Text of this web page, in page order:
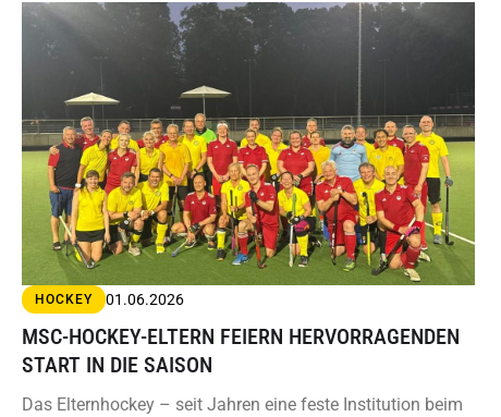
HOCKEY 01.06.2026
MSC-HOCKEY-ELTERN FEIERN HERVORRAGENDEN
START IN DIE SAISON
Das Elternhockey – seit Jahren eine feste Institution beim